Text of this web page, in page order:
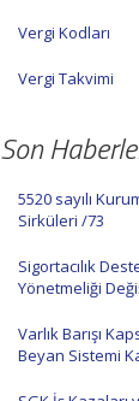
Vergi Kodları
Vergi Takvimi
Son
5520 sayılı
Sirküleri /73
Sigortacılık
Yönetmeliği
Varlık Barışı
Beyan Sistemi